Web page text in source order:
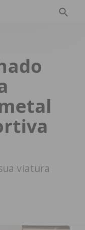
viatura